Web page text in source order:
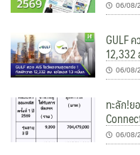
06/08/
GULF
12,332
06/08/
ทะลัก!ย
06/08/